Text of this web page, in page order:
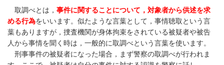
取調べとは， 事件に関することについて，対象者から供述を求
める行為をいいます。似たような言葉として，事情聴取という言
葉もありますが，捜査機関が身体拘束をされている被疑者や被告
人から事情を聞く時は，一般的に取調べという言葉を使います。
刑事事件の被疑者になった場合，まず警察の取調べが行われま